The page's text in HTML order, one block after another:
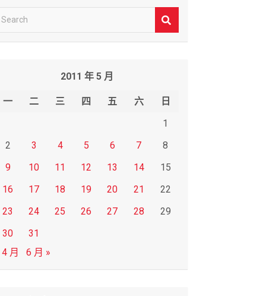
2011 年 5 月
一 二 三 四 五 六
日
1
2
3 4 5 6 7
8
9
10 11 12 13 14
15
16
17 18 19 20 21
22
23
24 25 26 27 28
29
30
31
月
6 月 »